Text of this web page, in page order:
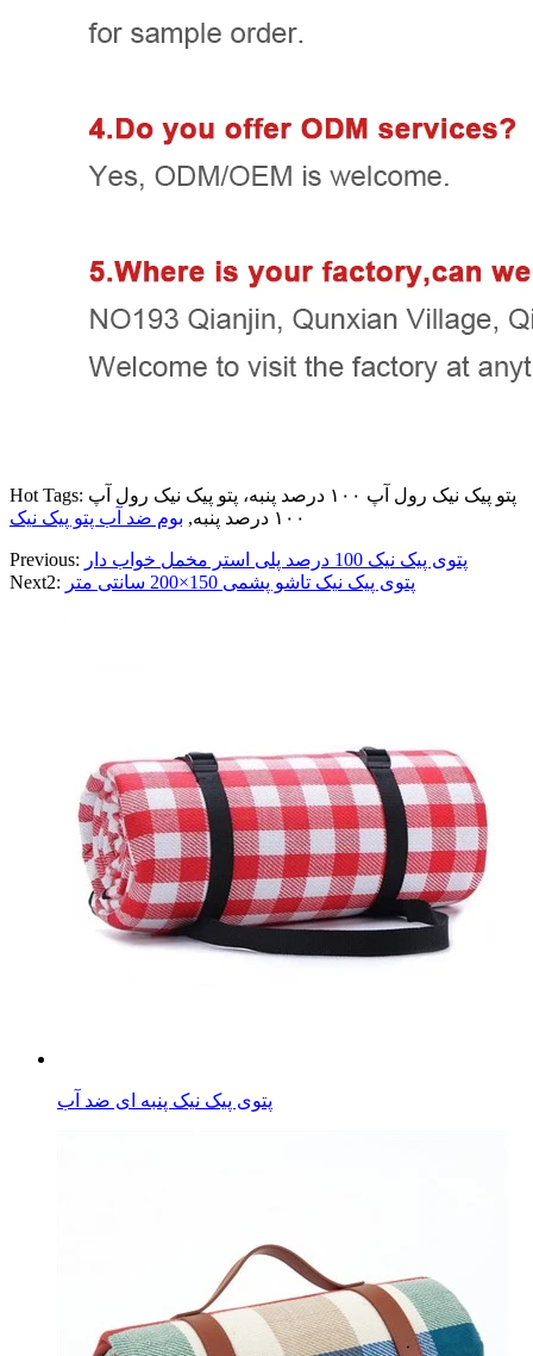
Hot Tags: پتو پیک نیک رول آپ ۱۰۰ درصد پنبه، پتو پیک نیک رول آپ
۱۰۰ درصد پنبه,
بوم ضد آب پتو پیک نیک
Previous:
پتوی پیک نیک 100 درصد پلی استر مخمل خواب دار
Next2:
پتوی پیک نیک تاشو پشمی 150×200 سانتی متر
پتوی پیک نیک پنبه ای ضد آب